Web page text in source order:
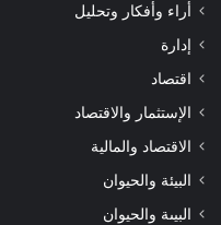
أراء وأفكار وتحليل
إدارة
اقتصاد
الإستثمار والاقتصاد
الاقتصاد والمالية
البيئة والحيوان
البيىة والحيوان